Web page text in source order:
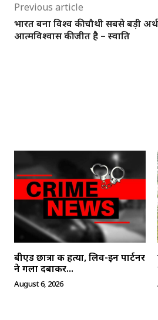
Previous article
भारत बना विश्व की चौथी सबसे बड़ी
आत्मविश्वास की जीत है – स्वाति
बीएड छात्रा की हत्या, लिव-इन पार्टनर
ने गला दबाकर...
August 6, 2026